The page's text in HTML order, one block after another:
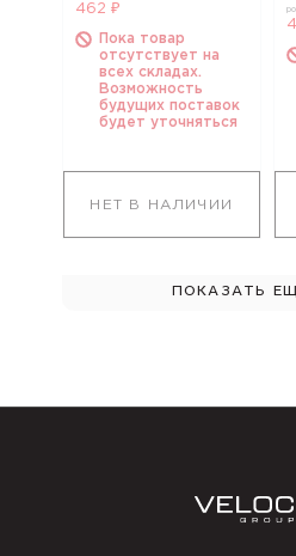
462 ₽
Пока товар
отсутствует на
всех складах.
Возможность
будущих поставок
будет уточняться
НЕТ В НАЛИЧИИ
ПОКАЗАТЬ